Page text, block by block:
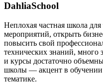
DahliaSchool
Неплохая частная школа для
мероприятий, открыть
повысить свой
технических знаний, много
и курсы достаточно
школы — акцент в обучении
тематике.